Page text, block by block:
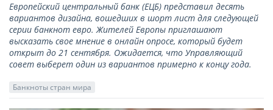
Европейский центральный банк (ЕЦБ) представил десять
вариантов дизайна, вошедших в шорт лист для следующей
серии банкнот евро. Жителей Европы приглашают
высказать свое мнение в онлайн опросе, который будет
открыт до 21 сентября. Ожидается, что Управляющий
совет выберет один из вариантов примерно к концу года.
Банкноты стран мира